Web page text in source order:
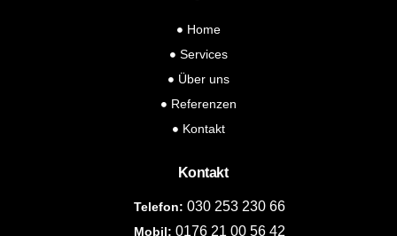
Home
Services
Über uns
Referenzen
Kontakt
Kontakt
Telefon: 030 253 230 66
Mobil: 0176 21 00 56 42